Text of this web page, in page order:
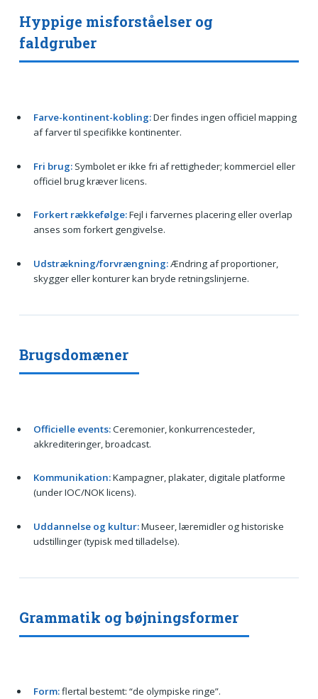
Hyppige misforståelser og
faldgruber
Farve-kontinent-kobling:Der findes ingen officiel mapping
af farver til specifikke kontinenter.
Fri brug:Symbolet er ikke fri af rettigheder; kommerciel eller
officiel brug kræver licens.
Forkert rækkefølge:Fejl i farvernes placering eller overlap
anses som forkert gengivelse.
Udstrækning/forvrængning:Ændring af proportioner,
skygger eller konturer kan bryde retningslinjerne.
Brugsdomæner
Officielle events:Ceremonier, konkurrencesteder,
akkrediteringer, broadcast.
Kommunikation:Kampagner, plakater, digitale platforme
(under IOC/NOK licens).
Uddannelse og kultur:Museer, læremidler og historiske
udstillinger (typisk med tilladelse).
Grammatik og bøjningsformer
Form:flertal bestemt: “de olympiske ringe”.